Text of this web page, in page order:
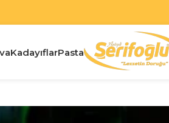
KadayıflarPasta